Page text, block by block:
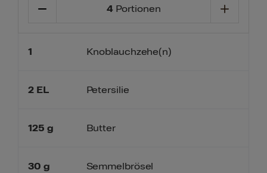
4Portionen
1
2 EL
125 g
30 g
Knoblauchzehe(n)
Petersilie
Butter
Semmelbrösel